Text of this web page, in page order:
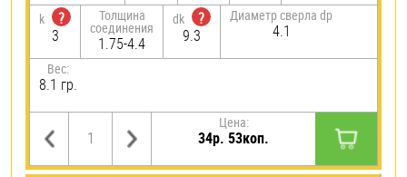
k
?
3
Толщина
соединения
1.75-4.4
dk
?
9.3
Диаметр сверла dp
4.1
Вес:
8.1 гр.
Цена:
34р. 53коп.